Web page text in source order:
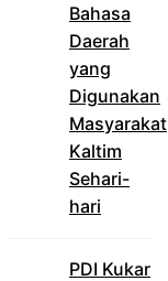
Bahasa
Daerah
yang
Digunakan
Masyarakat
Kaltim
Sehari-
hari
PDI Kukar